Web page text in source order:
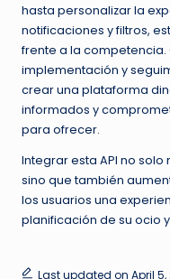
hasta personalizar la
notificaciones y filtros,
frente a la
implementación y
crear una plataforma
informados y
para ofrecer.
Integrar esta API no
sino que también
los usuarios una
planificación de su ocio
Last updated on April 5,